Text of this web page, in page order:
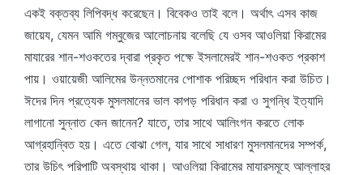
একই বক্তব্য লিপিবদ্ধ করেছেন। বিবেকও তাই বলে। অর্থাৎ এসব কাজ
জায়েয, যেমন আমি গম্বুজের আলোচনায় বলেছি যে ওসব আওলিয়া কিরামের
মাযারের শান-শওকতের দ্বারা প্রকৃত পক্ষে ইসলামেরই শান-শওকত প্রকাশ
পায়। ওয়ায়েজী আলিমের উন্নতমানের পোশাক পরিচ্ছদ পরিধান করা উচিত।
ঈদের দিন প্রত্যেক মুসলমানের ভাল কাপড় পরিধান করা ও সুগন্ধি ইত্যাদি
লাগানো সুন্নাত কেন জানেন? যাতে, তার সাথে আলিংগন করতে লোক
আগ্রহান্বিত হয়। এতে বোঝা গেল, যার সাথে সাধারণ মুসলমানদের সম্পর্ক,
তার উচিৎ পরিপাটি অবস্থায় থাকা। আওলিয়া কিরামের মাযারসমূহে আল্লাহর